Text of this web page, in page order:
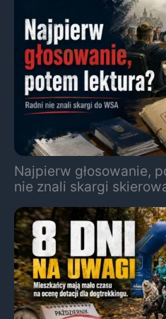
Najpierw głosowanie,
nie znali skargi